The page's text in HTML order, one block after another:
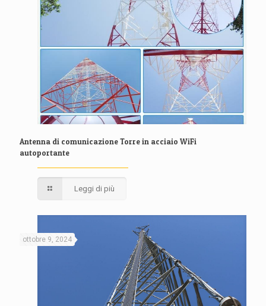
Antenna di comunicazione Torre in acciaio WiFi
autoportante
Leggi di più
ottobre 9, 2024